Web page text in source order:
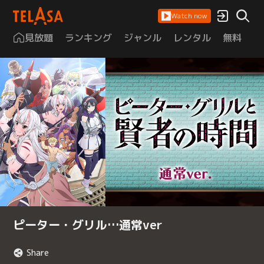
Watch now
見放題 ランキング ジャンル レンタル 無料
ピーター・グリル…通常ver
Share